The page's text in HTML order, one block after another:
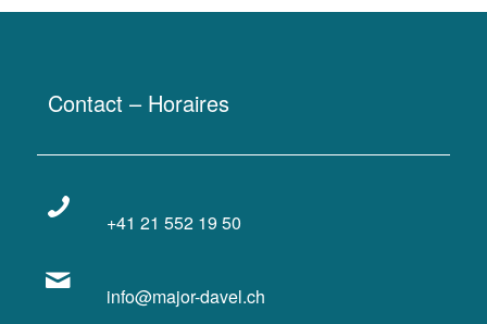
Contact – Horaires
+41 21 552 19 50
info@major-davel.ch